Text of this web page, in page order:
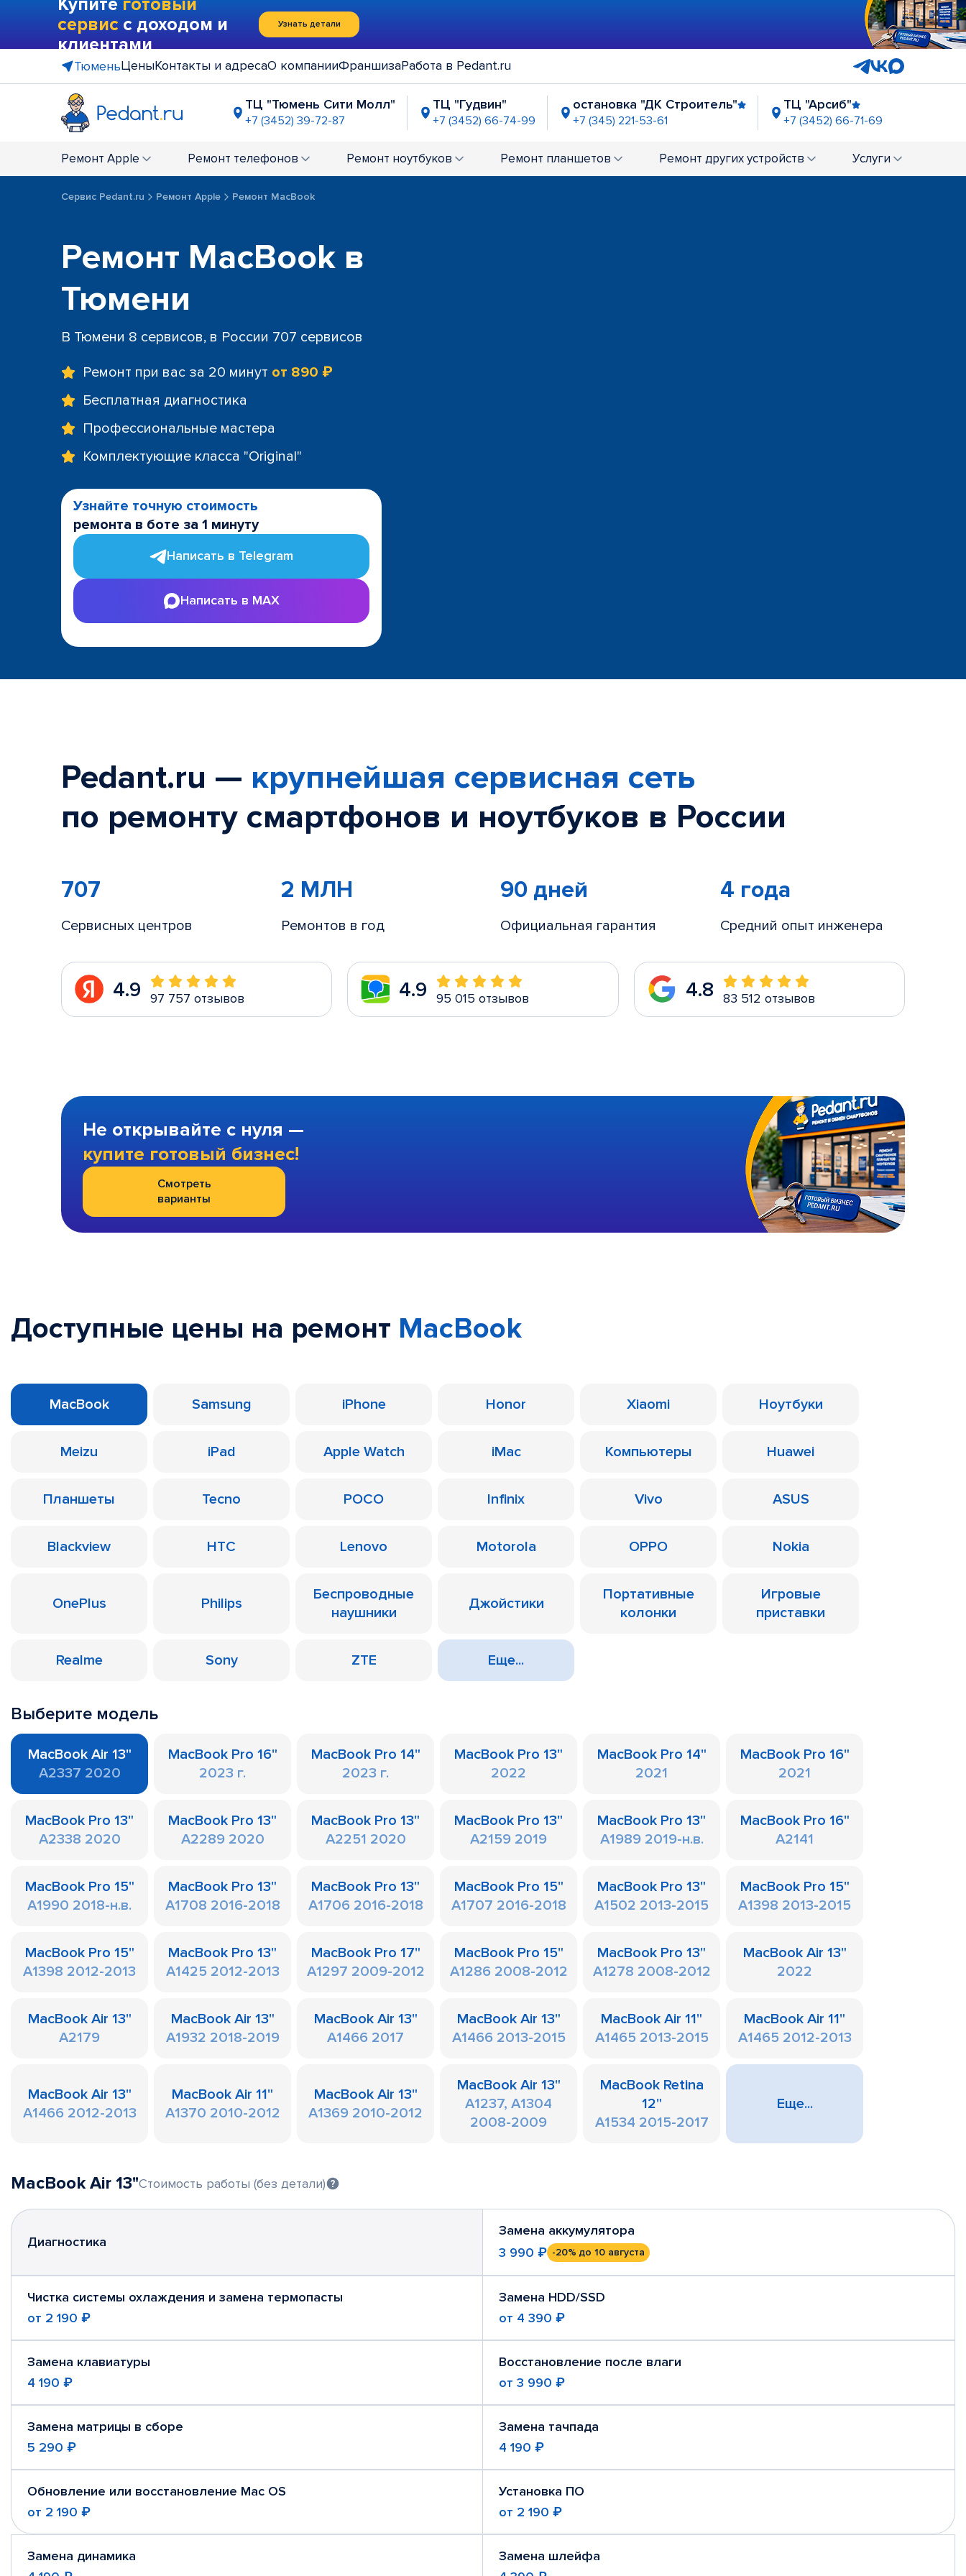
Купите готовый
сервис с доходом и
клиентами
Узнать детали
ТюменьЦеныКонтакты и адресаО компанииФраншизаРабота в Pedant.ru
ТЦ "Тюмень Сити Молл"
+7 (3452) 39-72-87
ТЦ "Гудвин"
+7 (3452) 66-74-99
остановка "ДК Строитель"
+7 (345) 221-53-61
ТЦ "Арсиб"
+7 (3452) 66-71-69
+7 (3452) 66-71-82 +7 (3452) 66-71-92 +7 (3452) 66-71-76 Закрыт по тех. причинам
Ремонт Apple Ремонт телефонов Ремонт ноутбуков Ремонт планшетов Ремонт других устройств Услуги
Сервис Pedant.ru Ремонт Apple Ремонт MacBook
Ремонт MacBook в
Тюмени
В Тюмени 8 сервисов, в России 707 сервисов
Ремонт при вас за 20 минут от 890 ₽
Бесплатная диагностика
Профессиональные мастера
Комплектующие класса "Original"
Узнайте точную стоимость
ремонта в боте за 1 минуту
Написать в Telegram
Написать в MAX
Pedant.ru — крупнейшая сервисная сеть
по ремонту смартфонов и ноутбуков в России
707
Сервисных центров
2 МЛН
Ремонтов в год
90 дней
Официальная гарантия
4 года
Средний опыт инженера
4.9 97 757 отзывов 4.9 95 015 отзывов 4.8 83 512 отзывов
Не открывайте с нуля —
купите готовый бизнес!
Смотреть
варианты
Доступные цены на ремонт MacBook
MacBook Samsung iPhone Honor Xiaomi Ноутбуки
Meizu iPad Apple Watch iMac Компьютеры Huawei
Планшеты Tecno POCO Infinix Vivo ASUS
Blackview HTC Lenovo Motorola OPPO Nokia
OnePlus Philips
Беспроводные
наушники
Джойстики
Портативные
колонки
Игровые
приставки
Realme Sony ZTE Еще...
Выберите модель
MacBook Air 13"
A2337 2020
MacBook Pro 16"
2023 г.
MacBook Pro 14"
2023 г.
MacBook Pro 13"
2022
MacBook Pro 14"
2021
MacBook Pro 16"
2021
MacBook Pro 13"
A2338 2020
MacBook Pro 13"
A2289 2020
MacBook Pro 13"
A2251 2020
MacBook Pro 13"
A2159 2019
MacBook Pro 13"
A1989 2019-н.в.
MacBook Pro 16"
A2141
MacBook Pro 15"
A1990 2018-н.в.
MacBook Pro 13"
A1708 2016-2018
MacBook Pro 13"
A1706 2016-2018
MacBook Pro 15"
A1707 2016-2018
MacBook Pro 13"
A1502 2013-2015
MacBook Pro 15"
A1398 2013-2015
MacBook Pro 15"
A1398 2012-2013
MacBook Pro 13"
A1425 2012-2013
MacBook Pro 17"
A1297 2009-2012
MacBook Pro 15"
A1286 2008-2012
MacBook Pro 13"
A1278 2008-2012
MacBook Air 13"
2022
MacBook Air 13"
A2179
MacBook Air 13"
A1932 2018-2019
MacBook Air 13"
A1466 2017
MacBook Air 13"
A1466 2013-2015
MacBook Air 11"
A1465 2013-2015
MacBook Air 11"
A1465 2012-2013
MacBook Air 13"
A1466 2012-2013
MacBook Air 11"
A1370 2010-2012
MacBook Air 13"
A1369 2010-2012
MacBook Air 13"
A1237, A1304
2008-2009
MacBook Retina
12"
A1534 2015-2017
Еще...
MacBook Air 13"Стоимость работы (без детали)
Диагностика
Замена аккумулятора
3 990 ₽ -20% до 10 августа
Чистка системы охлаждения и замена термопасты
от 2 190 ₽
Замена HDD/SSD
от 4 390 ₽
Замена клавиатуры
4 190 ₽
Восстановление после влаги
от 3 990 ₽
Замена матрицы в сборе
5 290 ₽
Замена тачпада
4 190 ₽
Обновление или восстановление Mac OS
от 2 190 ₽
Установка ПО
от 2 190 ₽
Замена динамика
Замена шлейфа